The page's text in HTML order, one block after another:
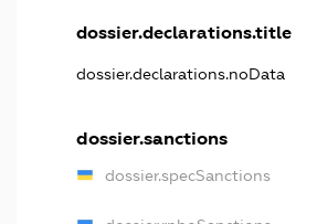
dossier.declarations.title
dossier.declarations.noData
dossier.sanctions
dossier.specSanctions